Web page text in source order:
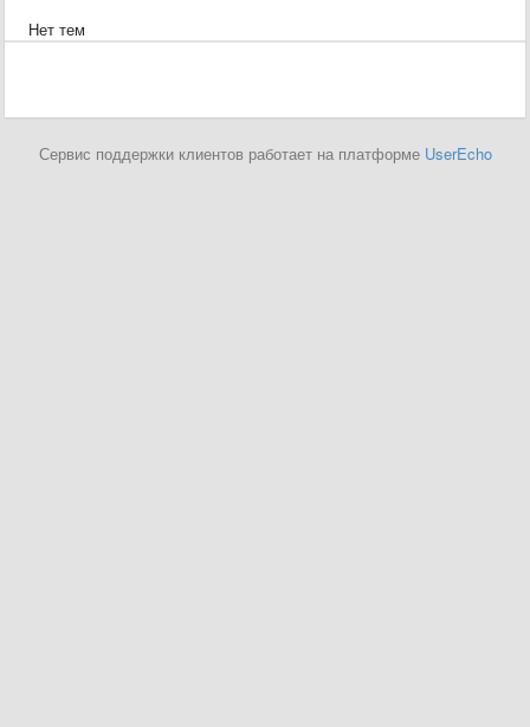
Нет тем
Сервис поддержки клиентов работает на платформе UserEcho